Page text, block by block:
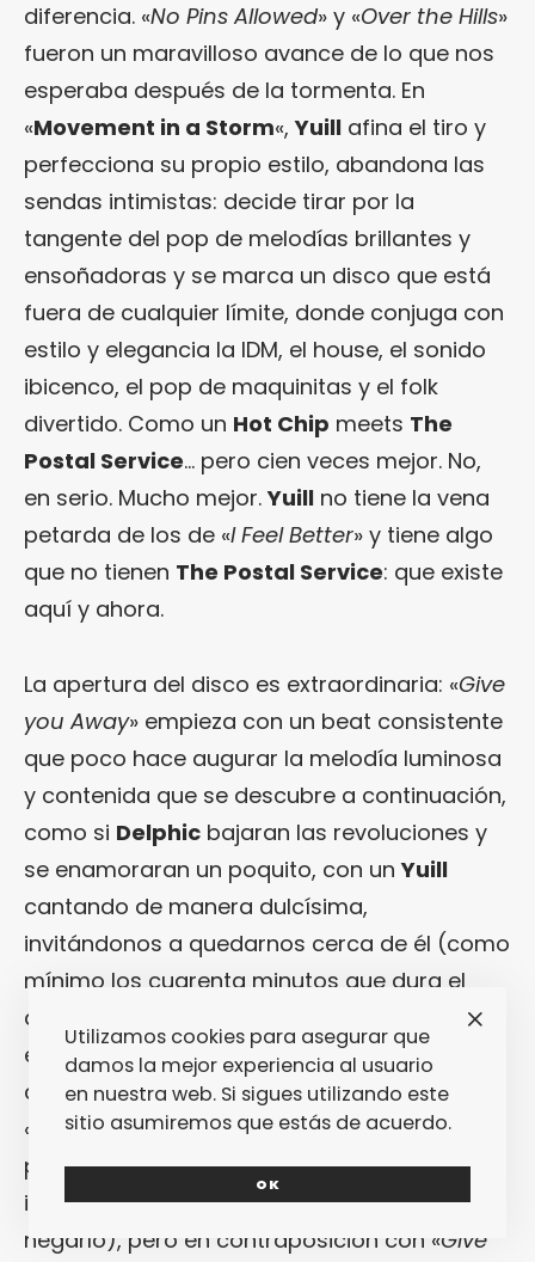
diferencia. «No Pins Allowed» y «Over the Hills»
fueron un maravilloso avance de lo que nos
esperaba después de la tormenta. En
«Movement in a Storm«,Yuill afina el tiro y
perfecciona su propio estilo, abandona las
sendas intimistas: decide tirar por la
tangente del pop de melodías brillantes y
ensoñadoras y se marca un disco que está
fuera de cualquier límite, donde conjuga con
estilo y elegancia la IDM, el house, el sonido
ibicenco, el pop de maquinitas y el folk
divertido. Como un Hot Chip meets The
Postal Service… pero cien veces mejor. No,
en serio. Mucho mejor.Yuill no tiene la vena
petarda de los de «I Feel Better» y tiene algo
que no tienen The Postal Service: que existe
aquí y ahora.
La apertura del disco es extraordinaria: «Give
you Away» empieza con un beat consistente
que poco hace augurar la melodía luminosa
y contenida que se descubre a continuación,
como si Delphic bajaran las revoluciones y
se enamoraran un poquito, con unYuill
cantando de manera dulcísima,
invitándonos a quedarnos cerca de él (como
mínimo los cuarenta minutos que dura el
disco; y oigan, si me lo pide así, yo
encantada). Pero después del comienzo
contenido empieza la fiesta. Puede que
«
Crying for Hollywood» fuera la canción
perfecta para abrir el disco, mucho más
impactante (y mucho más hit, para qué
negarlo), pero en contraposición con «Give
Utilizamos cookies para asegurar que
damos la mejor experiencia al usuario
en nuestra web. Si sigues utilizando este
sitio asumiremos que estás de acuerdo.
OK